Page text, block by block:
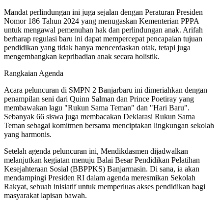
Mandat perlindungan ini juga sejalan dengan Peraturan Presiden
Nomor 186 Tahun 2024 yang menugaskan Kementerian PPPA
untuk mengawal pemenuhan hak dan perlindungan anak. Arifah
berharap regulasi baru ini dapat mempercepat pencapaian tujuan
pendidikan yang tidak hanya mencerdaskan otak, tetapi juga
mengembangkan kepribadian anak secara holistik.
Rangkaian Agenda
Acara peluncuran di SMPN 2 Banjarbaru ini dimeriahkan dengan
penampilan seni dari Quinn Salman dan Prince Poetiray yang
membawakan lagu "Rukun Sama Teman" dan "Hari Baru".
Sebanyak 66 siswa juga membacakan Deklarasi Rukun Sama
Teman sebagai komitmen bersama menciptakan lingkungan sekolah
yang harmonis.
Setelah agenda peluncuran ini, Mendikdasmen dijadwalkan
melanjutkan kegiatan menuju Balai Besar Pendidikan Pelatihan
Kesejahteraan Sosial (BBPPKS) Banjarmasin. Di sana, ia akan
mendampingi Presiden RI dalam agenda meresmikan Sekolah
Rakyat, sebuah inisiatif untuk memperluas akses pendidikan bagi
masyarakat lapisan bawah.